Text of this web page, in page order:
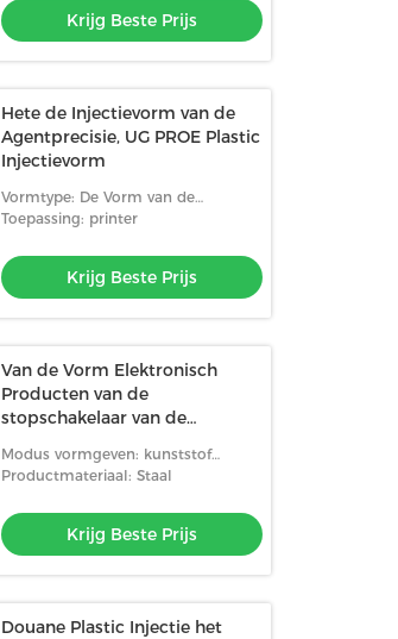
Krijg Beste Prijs
Hete de Injectievorm van de
Agentprecisie, UG PROE Plastic
Injectievorm
Vormtype: De Vorm van de
precisieinjectie
Toepassing: printer
Krijg Beste Prijs
Van de Vorm Elektronisch
Producten van de
stopschakelaar van de
Injectieafgietsel
Modus vormgeven: kunststof
spuitgiet
Productmateriaal: Staal
Krijg Beste Prijs
Douane Plastic Injectie het